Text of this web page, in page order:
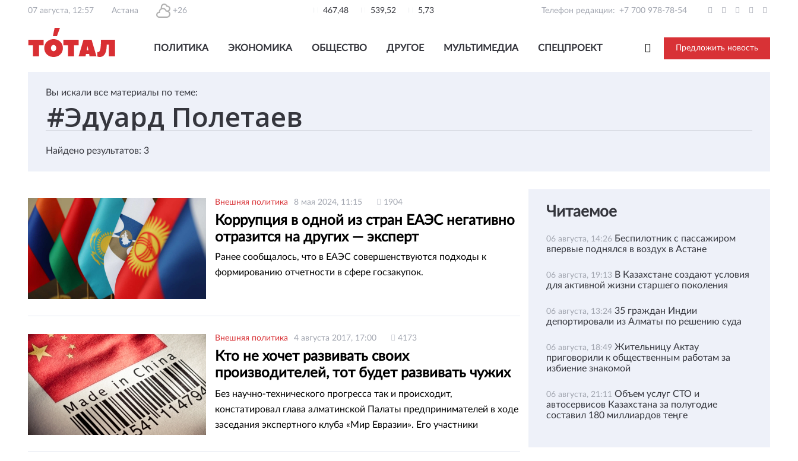
07 августа, 12:57 Астана +26 467,48 539,52 5,73 Телефон редакции: +7 700 978-78-54
ПОЛИТИКА ЭКОНОМИКА ОБЩЕСТВО ДРУГОЕ МУЛЬТИМЕДИА СПЕЦПРОЕКТ Предложить новость
Вы искали все материалы по теме:
Найдено результатов: 3
Внешняя политика 8 мая 2024, 11:15 1904
Коррупция в одной из стран ЕАЭС негативно
отразится на других — эксперт
Ранее сообщалось, что в ЕАЭС совершенствуются подходы к
формированию отчетности в сфере госзакупок.
Внешняя политика 4 августа 2017, 17:00 4173
Кто не хочет развивать своих
производителей, тот будет развивать чужих
– эксперт
Без научно-технического прогресса так и происходит,
констатировал глава алматинской Палаты предпринимателей в ходе
заседания экспертного клуба «Мир Евразии». Его участники
использовать в этой сфере механизмы интеграции?
Читаемое
06 августа, 14:26 Беспилотник с пассажиром
впервые поднялся в воздух в Астане
06 августа, 19:13 В Казахстане создают условия
для активной жизни старшего поколения
06 августа, 13:24 35 граждан Индии
депортировали из Алматы по решению суда
06 августа, 18:49 Жительницу Актау
приговорили к общественным работам за
избиение знакомой
06 августа, 21:11 Объем услуг СТО и
автосервисов Казахстана за полугодие
составил 180 миллиардов теңге